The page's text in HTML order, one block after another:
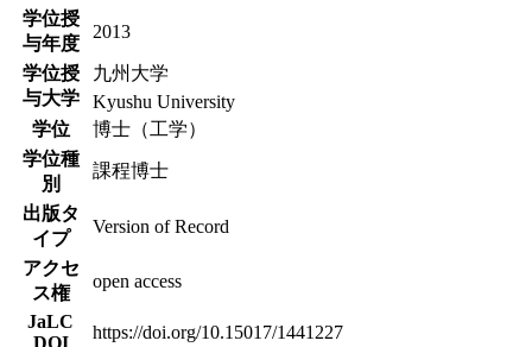
学位授
与年度
2013
学位授
与大学
九州大学
Kyushu University
学位
博士（工学）
学位種
別
課程博士
出版タ
イプ
Version of Record
アクセ
ス権
open access
JaLC
DOI
https://doi.org/10.15017/1441227